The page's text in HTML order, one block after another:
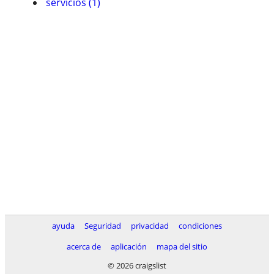
ayuda Seguridad privacidad
condiciones
acerca de
aplicación
mapa del sitio
© 2026 craigslist